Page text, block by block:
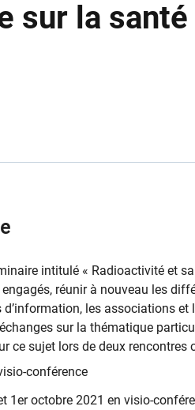
sur la santé
intitulé « Radioactivité et
réunir à nouveau les
les associations et
sur la thématique
ce sujet lors de deux rencontres
conférence
1er octobre 2021 en visio-